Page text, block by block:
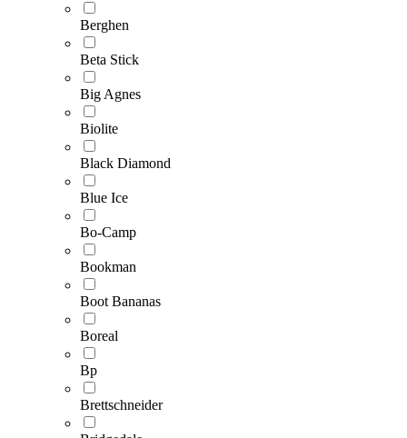
Berghen
Beta Stick
Big Agnes
Biolite
Black Diamond
Blue Ice
Bo-Camp
Bookman
Boot Bananas
Boreal
Bp
Brettschneider